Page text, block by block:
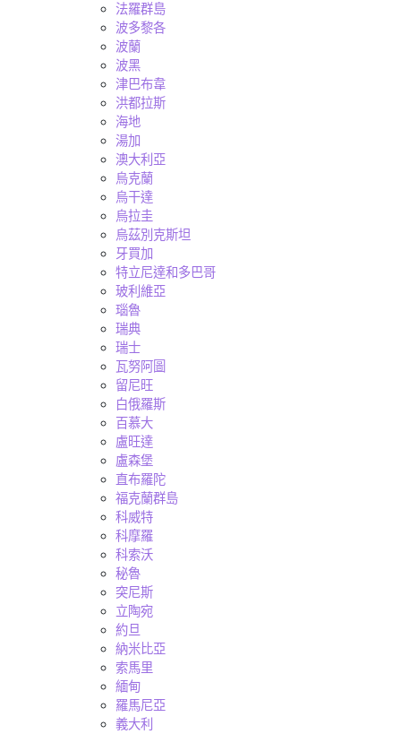
法羅群島
波多黎各
波蘭
波黑
津巴布韋
洪都拉斯
海地
湯加
澳大利亞
烏克蘭
烏干達
烏拉圭
烏茲別克斯坦
牙買加
特立尼達和多巴哥
玻利維亞
瑙魯
瑞典
瑞士
瓦努阿圖
留尼旺
白俄羅斯
百慕大
盧旺達
盧森堡
直布羅陀
福克蘭群島
科威特
科摩羅
科索沃
秘魯
突尼斯
立陶宛
約旦
納米比亞
索馬里
緬甸
羅馬尼亞
義大利